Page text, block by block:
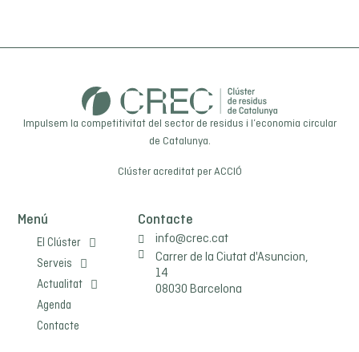
Impulsem la competitivitat del sector de residus i l’economia circular
de Catalunya.
Clúster acreditat perACCIÓ
Menú
El Clúster
Serveis
Actualitat
Agenda
Contacte
Contacte
info@crec.cat
Carrer de la Ciutat d'Asuncion,
14
08030 Barcelona